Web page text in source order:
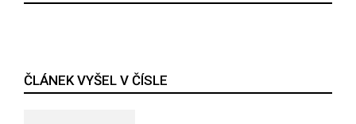
ČLÁNEK VYŠEL V ČÍSLE